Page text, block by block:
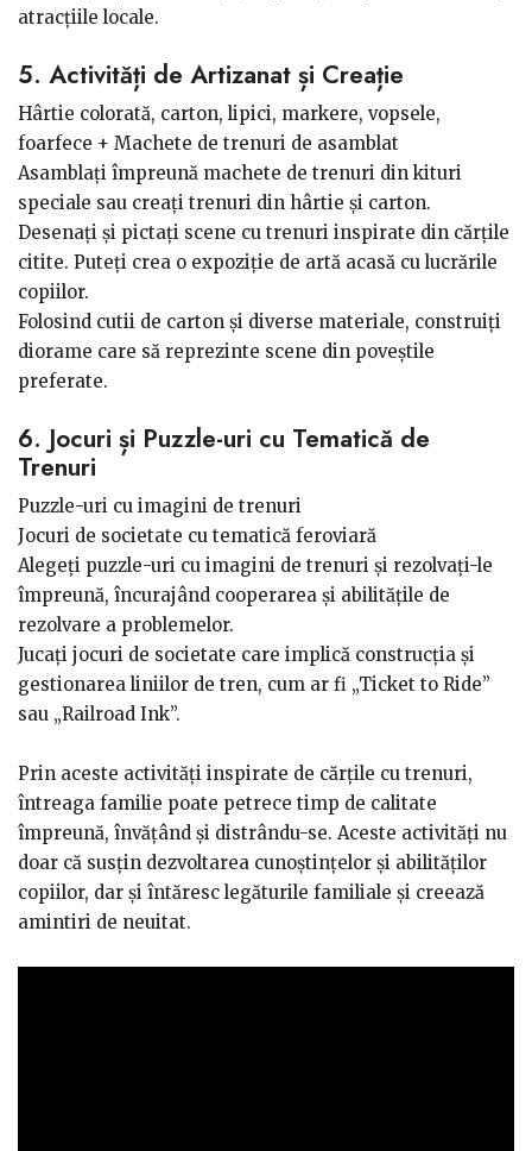
atracțiile locale.
5. Activități de Artizanat și Creație
Hârtie colorată, carton, lipici, markere, vopsele,
foarfece + Machete de trenuri de asamblat
Asamblați împreună machete de trenuri din kituri
speciale sau creați trenuri din hârtie și carton.
Desenați și pictați scene cu trenuri inspirate din cărțile
citite. Puteți crea o expoziție de artă acasă cu lucrările
copiilor.
Folosind cutii de carton și diverse materiale, construiți
diorame care să reprezinte scene din poveștile
preferate.
6. Jocuri și Puzzle-uri cu Tematică de
Trenuri
Puzzle-uri cu imagini de trenuri
Jocuri de societate cu tematică feroviară
Alegeți puzzle-uri cu imagini de trenuri și rezolvați-le
împreună, încurajând cooperarea și abilitățile de
rezolvare a problemelor.
Jucați jocuri de societate care implică construcția și
gestionarea liniilor de tren, cum ar fi „Ticket to Ride”
sau „Railroad Ink”.
Prin aceste activități inspirate de cărțile cu trenuri,
întreaga familie poate petrece timp de calitate
împreună, învățând și distrându-se. Aceste activități nu
doar că susțin dezvoltarea cunoștințelor și abilităților
copiilor, dar și întăresc legăturile familiale și creează
amintiri de neuitat.